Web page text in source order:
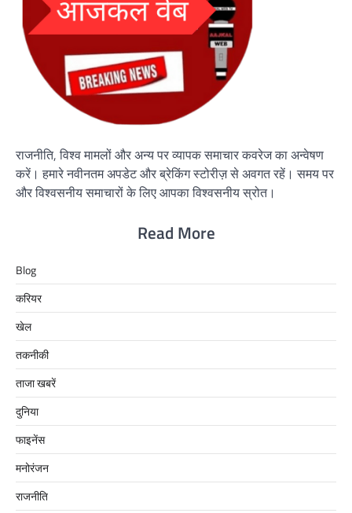
राजनीति, विश्व मामलों और अन्य पर व्यापक समाचार कवरेज का अन्वेषण
करें। हमारे नवीनतम अपडेट और ब्रेकिंग स्टोरीज़ से अवगत रहें। समय पर
और विश्वसनीय समाचारों के लिए आपका विश्वसनीय स्रोत।
Read More
Blog
करियर
खेल
तकनीकी
ताजा खबरें
दुनिया
फाइनेंस
मनोरंजन
राजनीति